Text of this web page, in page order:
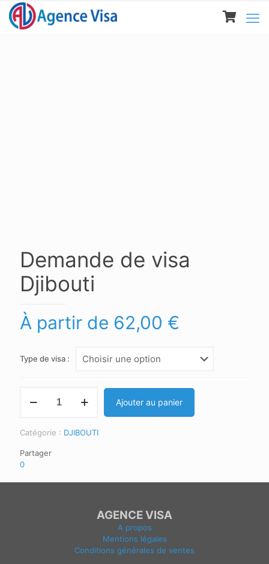
Demande de visa
Djibouti
À partir de 62,00 €
Type de visa :
Ajouter au panier
Catégorie : DJIBOUTI
Partager
0
AGENCE VISA
A propos
Mentions légales
Conditions générales de ventes